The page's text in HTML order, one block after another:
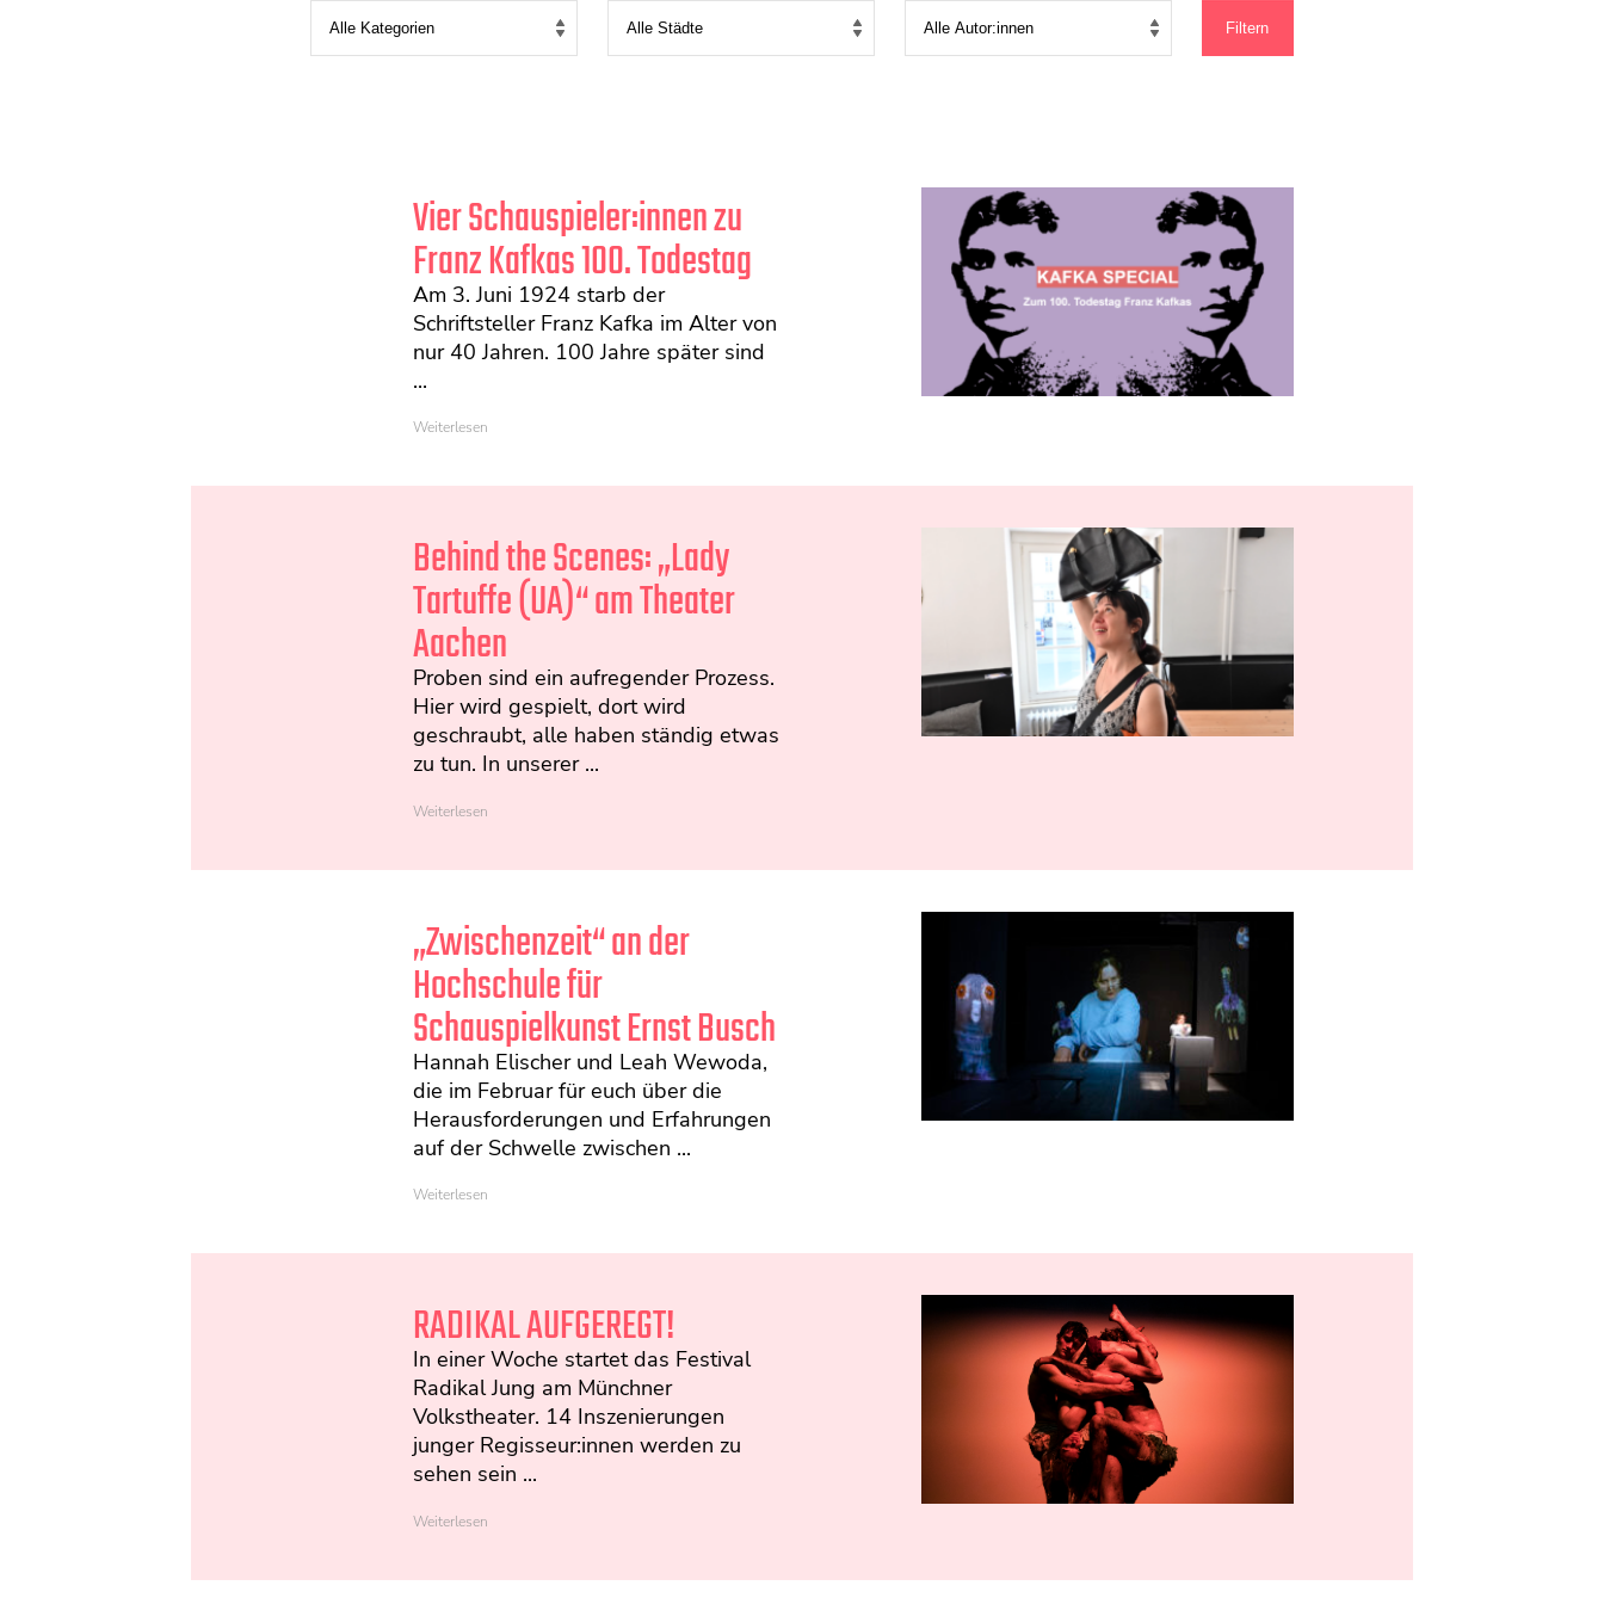
Vier Schauspieler:innen zu
Franz Kafkas 100. Todestag
Am 3. Juni 1924 starb der
Schriftsteller Franz Kafka im Alter von
nur 40 Jahren. 100 Jahre später sind
...
Weiterlesen
Behind the Scenes: „Lady
Tartuffe (UA)“ am Theater
Aachen
Proben sind ein aufregender Prozess.
Hier wird gespielt, dort wird
geschraubt, alle haben ständig etwas
zu tun. In unserer ...
Weiterlesen
„Zwischenzeit“ an der
Hochschule für
Schauspielkunst Ernst Busch
Hannah Elischer und Leah Wewoda,
die im Februar für euch über die
Herausforderungen und Erfahrungen
auf der Schwelle zwischen ...
Weiterlesen
RADIKAL AUFGEREGT!
In einer Woche startet das Festival
Radikal Jung am Münchner
Volkstheater. 14 Inszenierungen
junger Regisseur:innen werden zu
sehen sein ...
Weiterlesen